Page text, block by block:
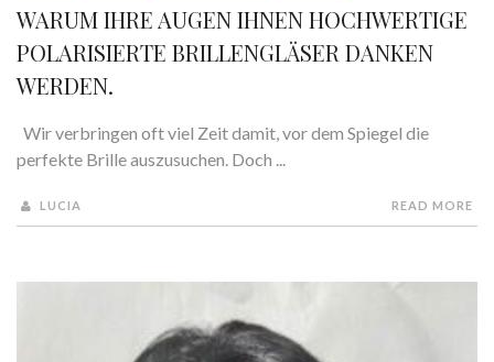
WARUM IHRE AUGEN IHNEN HOCHWERTIGE
POLARISIERTE BRILLENGLÄSER DANKEN
WERDEN.
Wir verbringen oft viel Zeit damit, vor dem Spiegel die
perfekte Brille auszusuchen. Doch ...
LUCIA READ MORE